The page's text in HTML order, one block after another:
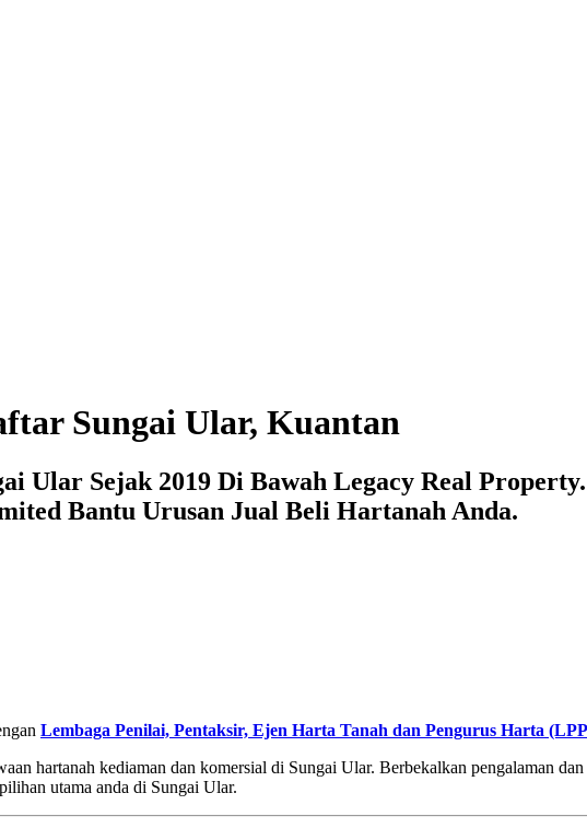
Sungai Ular, Kuantan
Ular Sejak 2019 Di Bawah Legacy Real
Bantu Urusan Jual Beli Hartanah Anda.
Lembaga Penilai, Pentaksir, Ejen Harta Tanah dan Pengurus Harta
hartanah kediaman dan komersial di Sungai Ular. Berbekalkan pengalaman
utama anda di Sungai Ular.